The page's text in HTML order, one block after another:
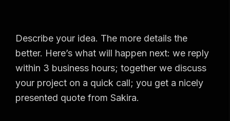
Describe your idea. The more details the
better. Here’s what will happen next: we reply
within 3 business hours; together we discuss
your project on a quick call; you get a nicely
presented quote from Sakira.